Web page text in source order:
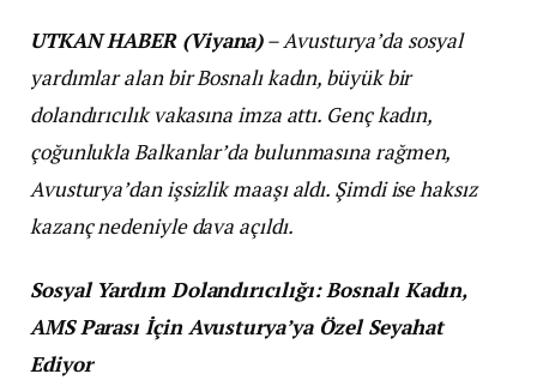
UTKAN HABER (Viyana)– Avusturya’da sosyal
yardımlar alan bir Bosnalı kadın, büyük bir
dolandırıcılık vakasına imza attı. Genç kadın,
çoğunlukla Balkanlar’da bulunmasına rağmen,
Avusturya’dan işsizlik maaşı aldı. Şimdi ise haksız
kazanç nedeniyle dava açıldı.
Sosyal Yardım Dolandırıcılığı: Bosnalı Kadın,
AMS Parası İçin Avusturya’ya Özel Seyahat
Ediyor